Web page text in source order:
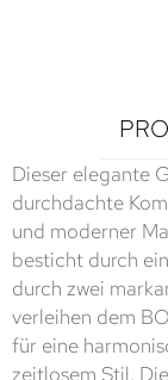
Dieser elegante
durchdachte
und moderner
besticht durch
durch zwei
verleihen dem
für eine
zeitlosem Stil.